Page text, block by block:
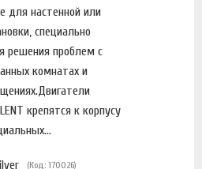
для настенной или
специально
решения проблем с
комнатах и
крепятся к корпусу
(Код: 170026)